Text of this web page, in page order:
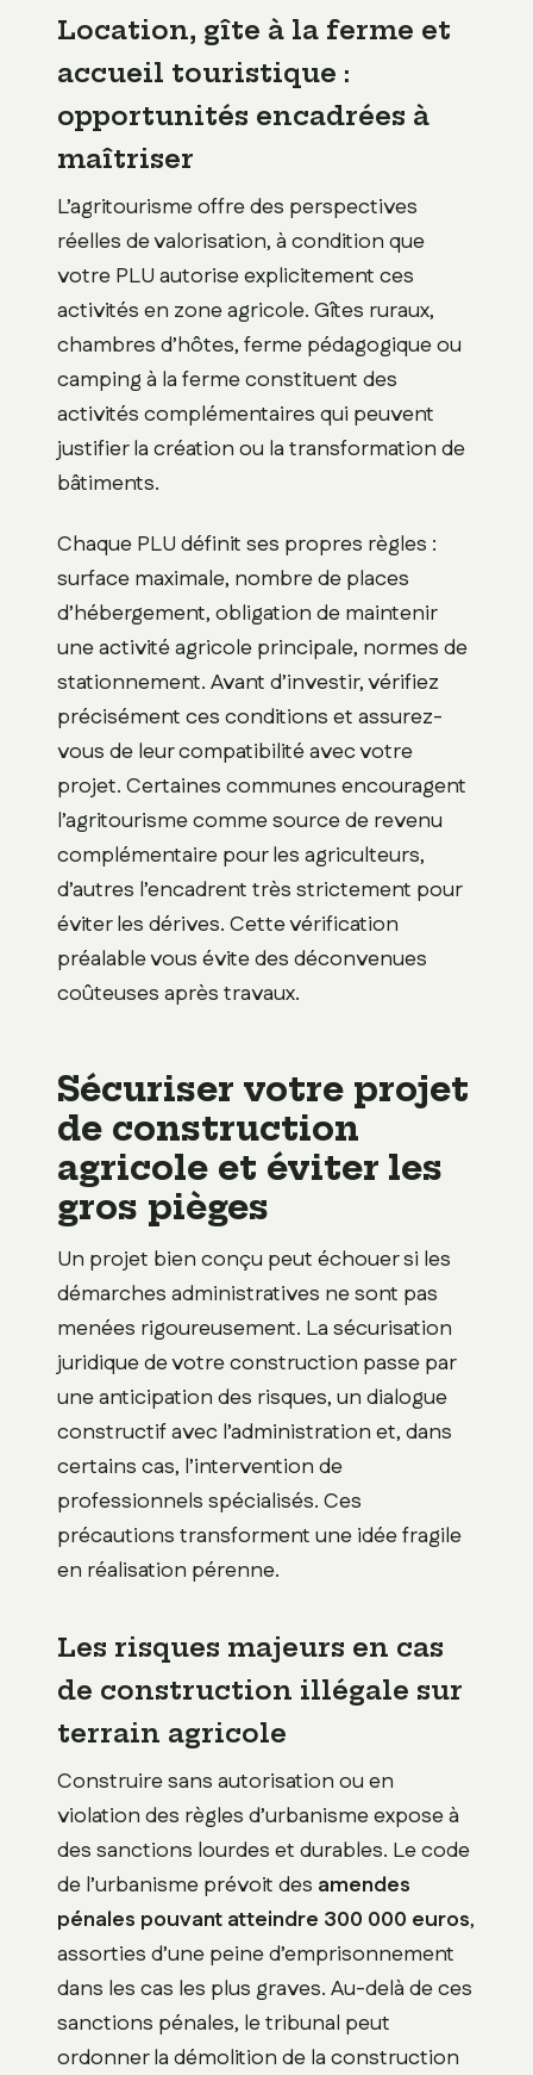
Location, gîte à la ferme et
accueil touristique :
opportunités encadrées à
maîtriser
L’agritourisme offre des perspectives
réelles de valorisation, à condition que
votre PLU autorise explicitement ces
activités en zone agricole. Gîtes ruraux,
chambres d’hôtes, ferme pédagogique ou
camping à la ferme constituent des
activités complémentaires qui peuvent
justifier la création ou la transformation de
bâtiments.
Chaque PLU définit ses propres règles :
surface maximale, nombre de places
d’hébergement, obligation de maintenir
une activité agricole principale, normes de
stationnement. Avant d’investir, vérifiez
précisément ces conditions et assurez-
vous de leur compatibilité avec votre
projet. Certaines communes encouragent
l’agritourisme comme source de revenu
complémentaire pour les agriculteurs,
d’autres l’encadrent très strictement pour
éviter les dérives. Cette vérification
préalable vous évite des déconvenues
coûteuses après travaux.
Sécuriser votre projet
de construction
agricole et éviter les
gros pièges
Un projet bien conçu peut échouer si les
démarches administratives ne sont pas
menées rigoureusement. La sécurisation
juridique de votre construction passe par
une anticipation des risques, un dialogue
constructif avec l’administration et, dans
certains cas, l’intervention de
professionnels spécialisés. Ces
précautions transforment une idée fragile
en réalisation pérenne.
Les risques majeurs en cas
de construction illégale sur
terrain agricole
Construire sans autorisation ou en
violation des règles d’urbanisme expose à
des sanctions lourdes et durables. Le code
de l’urbanisme prévoit des amendes
pénales pouvant atteindre 300 000 euros,
assorties d’une peine d’emprisonnement
dans les cas les plus graves. Au-delà de ces
sanctions pénales, le tribunal peut
ordonner la démolition de la construction